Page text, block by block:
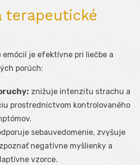
terapeutické
emócií je efektívne pri liečbe a
porúch:
znižuje intenzitu strachu a
prostredníctvom kontrolovaného
sebauvedomenie, zvyšuje
negatívne myšlienky a
vzorce.